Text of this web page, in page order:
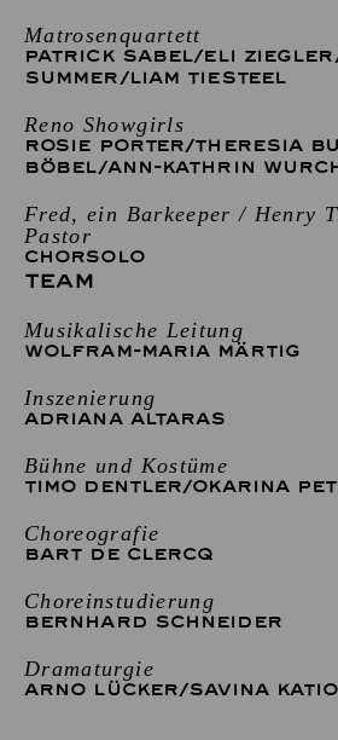
Matrosenquartett
PATRICK SABEL/ELI ZIEGLER
SUMMER/LIAM TIESTEEL
Reno Showgirls
ROSIE PORTER/THERESIA
BÖBEL/ANN-KATHRIN
Fred, ein Barkeeper / Henry
Pastor
CHORSOLO
TEAM
Musikalische Leitung
WOLFRAM-MARIA MÄRTIG
Inszenierung
ADRIANA ALTARAS
Bühne und Kostüme
TIMO DENTLER/OKARINA
Choreografie
BART DE CLERCQ
Choreinstudierung
BERNHARD SCHNEIDER
Dramaturgie
ARNO LÜCKER/SAVINA